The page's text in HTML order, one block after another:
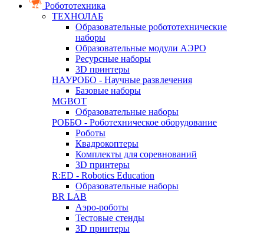
Робототехника
ТЕХНОЛАБ
Образовательные робототехнические
наборы
Образовательные модули АЭРО
Ресурсные наборы
3D принтеры
НАУРОБО - Научные развлечения
Базовые наборы
MGBOT
Образовательные наборы
РОББО - Роботехническое оборудование
Роботы
Квадрокоптеры
Комплекты для соревнований
3D принтеры
R:ED - Robotics Education
Образовательные наборы
BR LAB
Аэро-роботы
Тестовые стенды
3D принтеры